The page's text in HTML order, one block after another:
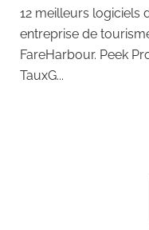
12 meilleurs logiciels
entreprise de
FareHarbour. Peek
TauxG...